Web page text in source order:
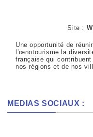
Site :
Une opportunité de
l’œnotourisme la
française qui
nos régions et de nos
MEDIAS SOCIAUX :